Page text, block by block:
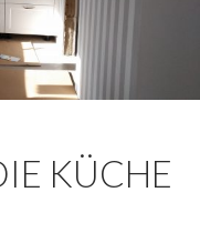
KÜCHE